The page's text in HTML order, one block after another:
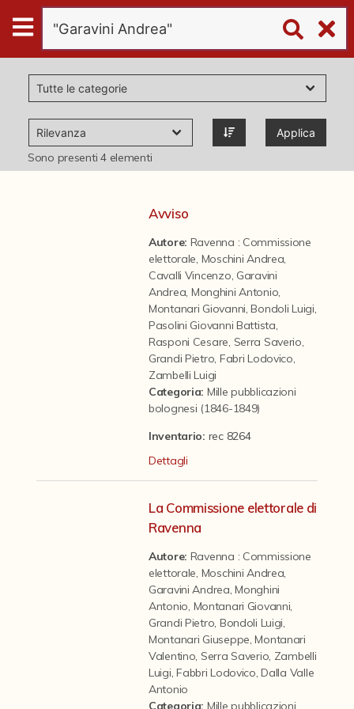
Digital
Humanities
Donazioni
Pubblicazioni
Il progetto Digital Humanities
Applica
Sono presenti4elementi
Avviso
Autore: Ravenna : Commissione
elettorale Moschini Andrea
Cavalli Vincenzo Garavini
Andrea Monghini Antonio
Montanari Giovanni ,Bondoli Luigi
Pasolini Giovanni Battista
Rasponi Cesare Serra Saverio
Grandi Pietro Fabri Lodovico
Zambelli Luigi
Categoria: Mille pubblicazioni
bolognesi (1846-1849)
Inventario: rec 8264
Dettagli
La Commissione elettorale di
Ravenna
Autore: Ravenna : Commissione
elettorale, Moschini Andrea,
Garavini Andrea,Monghini
Antonio, Montanari Giovanni,
Grandi Pietro, Bondoli Luigi,
Montanari Giuseppe,Montanari
Valentino, Serra Saverio, Zambelli
Luigi,Fabbri Lodovico,Dalla Valle
Antonio
Categoria: Mille pubblicazioni